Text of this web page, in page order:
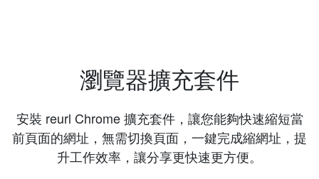
瀏覽器擴充套件
安裝 reurl Chrome 擴充套件，讓您能夠快速縮短當
前頁面的網址，無需切換頁面，一鍵完成縮網址，提
升工作效率，讓分享更快速更方便。